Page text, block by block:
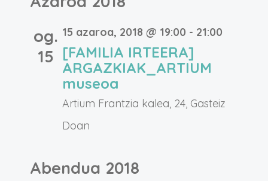
og.
15
15 azaroa, 2018 @ 19:00 - 21:00
[FAMILIA IRTEERA]
ARGAZKIAK_ARTIUM
museoa
Artium Frantzia kalea, 24, Gasteiz
Doan
Abendua 2018